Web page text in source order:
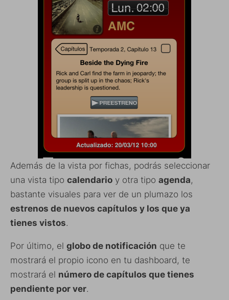
Además de la vista por fichas, podrás seleccionar
una vista tipo calendario y otra tipo agenda,
bastante visuales para ver de un plumazo los
estrenos de nuevos capítulos y los que ya
tienes vistos.
Por último, el globo de notificación que te
mostrará el propio icono en tu dashboard, te
mostrará el número de capítulos que tienes
pendiente por ver.